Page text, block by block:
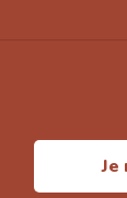
Je